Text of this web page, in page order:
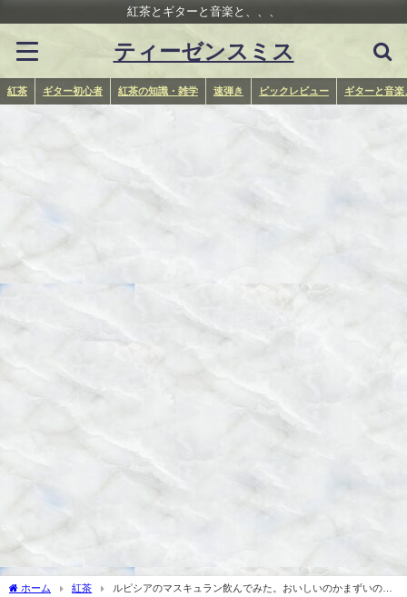
紅茶とギターと音楽と、、、
ティーゼンスミス
紅茶 ギター初心者 紅茶の知識・雑学 速弾き ピックレビュー ギターと音楽
ホーム 紅茶
ルピシアのマスキュラン飲んでみた。おいしいのかまずいのか